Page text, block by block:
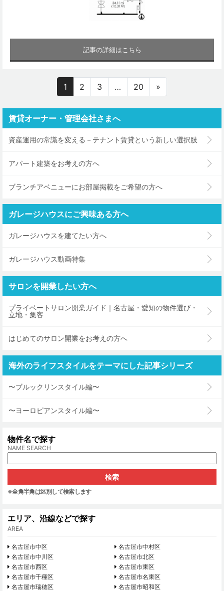
記事の詳細はこちら
1 2 3 … 20 »
賃貸オーナー・管理会社さまへ
資産運用の常識を変える－テナント賃貸という新しい選択肢
アパート建築をお考えの方へ
ブランチアベニューにお部屋掲載をご希望の方へ
ガレージハウスにご興味ある方へ
ガレージハウスを建てたい方へ
ガレージハウス動画特集
サロンを開業したい方へ
プライベートサロン開業ガイド｜名古屋・愛知の物件選び・
立地・集客
はじめてのサロン開業をお考えの方へ
海外のライフスタイルをテーマにした記事シリーズ
〜ブルックリンスタイル編〜
〜ヨーロピアンスタイル編〜
物件名で探す
NAME SEARCH
※全角半角は区別して検索します
エリア、沿線などで探す
AREA
名古屋市中区
名古屋市中村区
名古屋市中川区
名古屋市北区
名古屋市西区
名古屋市東区
名古屋市千種区
名古屋市名東区
名古屋市瑞穂区
名古屋市昭和区